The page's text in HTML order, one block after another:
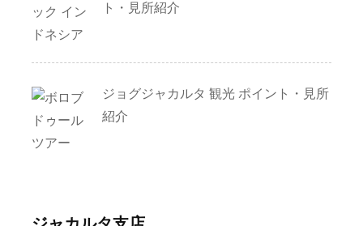
ト・見所紹介
ジョグジャカルタ 観光 ポイント・見所
紹介